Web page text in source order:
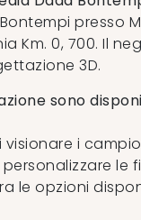
presso
Km. 0, 700. Il
3D.
sono
i
le
le opzioni